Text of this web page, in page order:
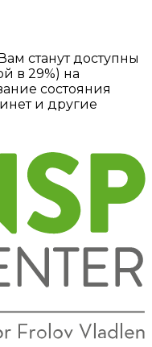
станут доступны
в 29%) на
состояния
и другие